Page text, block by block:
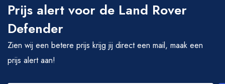
Prijs alert voor de Land Rover
Defender
Zien wij een betere prijs krijg jij direct een mail, maak een
prijs alert aan!